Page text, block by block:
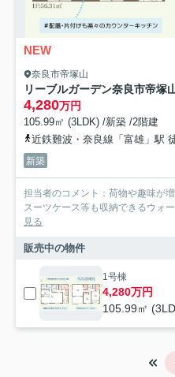
NEW
奈良市帝塚山
リーブルガーデン奈良市帝塚
4,280万円
105.99㎡ (3LDK) /新築 /2階建
近鉄難波・奈良線「富雄」駅
新築
担当者のコメント：荷物や趣味が
スーツケース等も収納できるウォ
見る
販売中の物件
1号棟
4,280万円
105.99㎡